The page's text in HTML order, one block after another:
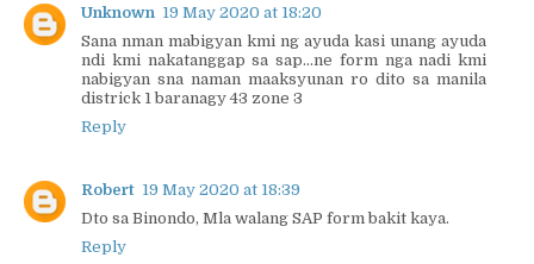
Unknown 19 May 2020 at 18:20
Sana nman mabigyan kmi ng ayuda kasi unang ayuda
ndi kmi nakatanggap sa sap...ne form nga nadi kmi
nabigyan sna naman maaksyunan ro dito sa manila
districk 1 baranagy 43 zone 3
Reply
Robert 19 May 2020 at 18:39
Dto sa Binondo, Mla walang SAP form bakit kaya.
Reply